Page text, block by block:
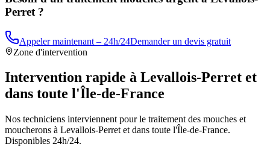
Perret ?
Appeler maintenant – 24h/24Demander un devis gratuit
Zone d'intervention
Intervention rapide à Levallois-Perret et
dans toute l'Île-de-France
Nos techniciens interviennent pour le traitement des mouches et
moucherons à Levallois-Perret et dans toute l'Île-de-France.
Disponibles 24h/24.